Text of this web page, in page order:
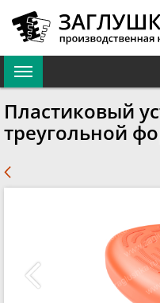
Пластиковый
треугольной